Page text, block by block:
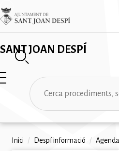
Vés
al
contingut
SANT JOAN DESPÍ
Imatge
✕
Cerca
Fil
Inici / Despí informació / Agenda